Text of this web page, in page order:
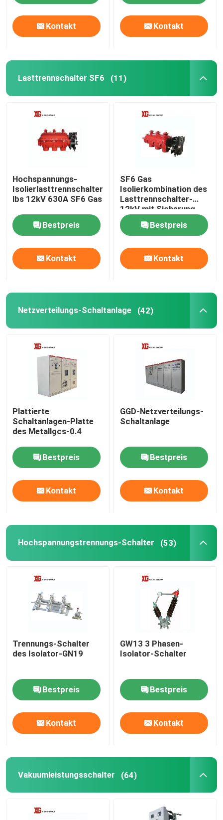
Haus
Über uns
Qualitätskontrolle
Treten Sie mit uns in Verbindung
Fordern Sie ein Zitat
Luft-Lasttrennschalter
Lasttrennschalter SF6
Netzverteilungs-Schaltanlage
Hochspannungstrennungs-Schalter
Vakuumleistungsschalter
Leistungsschalter SF6
Ct-Stromwandler
Maßeinheit CT Pint
Zink-Oxid-Überspannungsschutz
Kontakt Kontakt
Lasttrennschalter SF6 (11)
Hochspannungs-
Isolierlasttrennschalter
lbs 12kV 630A SF6 Gas
Bestpreis
Kontakt
SF6 Gas
Isolierkombination des
Lasttrennschalter-
12kV mit Sicherung
Bestpreis
Kontakt
Netzverteilungs-Schaltanlage (42)
Plattierte
Schaltanlagen-Platte
des Metallgcs-0.4
Bestpreis
Kontakt
GGD-Netzverteilungs-
Schaltanlage
Bestpreis
Kontakt
Hochspannungstrennungs-Schalter (53)
Trennungs-Schalter
des Isolator-GN19
Bestpreis
Kontakt
GW13 3 Phasen-
Isolator-Schalter
Bestpreis
Kontakt
Vakuumleistungsschalter (64)